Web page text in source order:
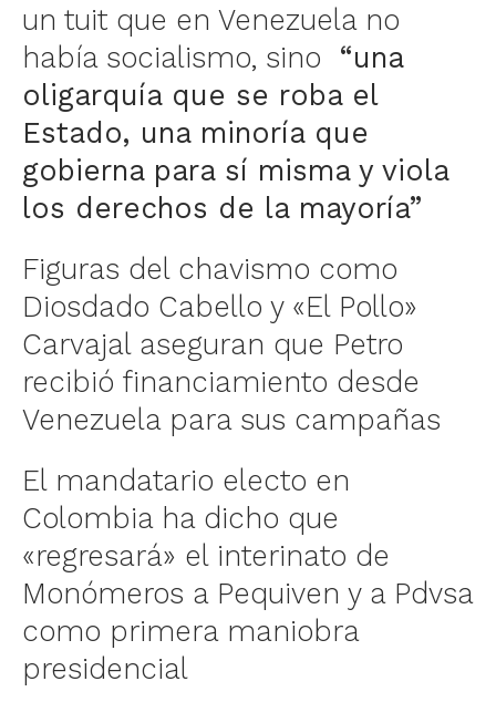
un tuit que en Venezuela no
había socialismo, sino
“una
oligarquía que se roba el
Estado, una minoría que
gobierna para sí misma y viola
los derechos de la mayoría”
Figuras del chavismo como
Diosdado Cabello y «El Pollo»
Carvajal aseguran que Petro
recibió financiamiento desde
Venezuela para sus campañas
El mandatario electo en
Colombia ha dicho que
«regresará» el interinato de
Monómeros a Pequiven y a Pdvsa
como primera maniobra
presidencial